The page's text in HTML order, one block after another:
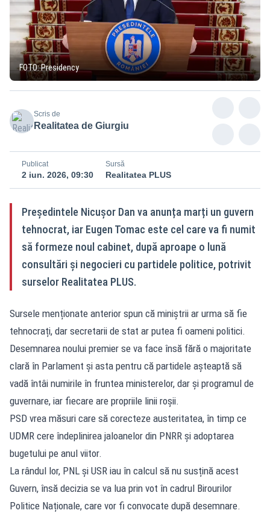
FOTO: Presidency
Scris de
Realitatea de Giurgiu
Publicat
2 iun. 2026, 09:30
Sursă
Realitatea PLUS
Președintele Nicușor Dan va anunța marți un guvern
tehnocrat, iar Eugen Tomac este cel care va fi numit
să formeze noul cabinet, după aproape o lună
consultări și negocieri cu partidele politice, potrivit
surselor Realitatea PLUS.
Sursele menționate anterior spun că miniștrii ar urma să fie
tehnocrați, dar secretarii de stat ar putea fi oameni politici.
Desemnarea noului premier se va face însă fără o majoritate
clară în Parlament și asta pentru că partidele așteaptă să
vadă întâi numirile în fruntea ministerelor, dar și programul de
guvernare, iar fiecare are propriile linii roșii.
PSD vrea măsuri care să corecteze austeritatea, în timp ce
UDMR cere îndeplinirea jaloanelor din PNRR și adoptarea
bugetului pe anul viitor.
La rândul lor, PNL și USR iau în calcul să nu susțină acest
Guvern, însă decizia se va lua prin vot în cadrul Birourilor
Politice Naționale, care vor fi convocate după desemnare.